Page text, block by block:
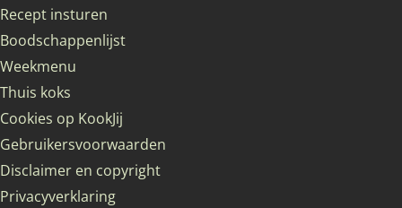
Recept insturen
Boodschappenlijst
Weekmenu
Thuis koks
Cookies op KookJij
Gebruikersvoorwaarden
Disclaimer en copyright
Privacyverklaring